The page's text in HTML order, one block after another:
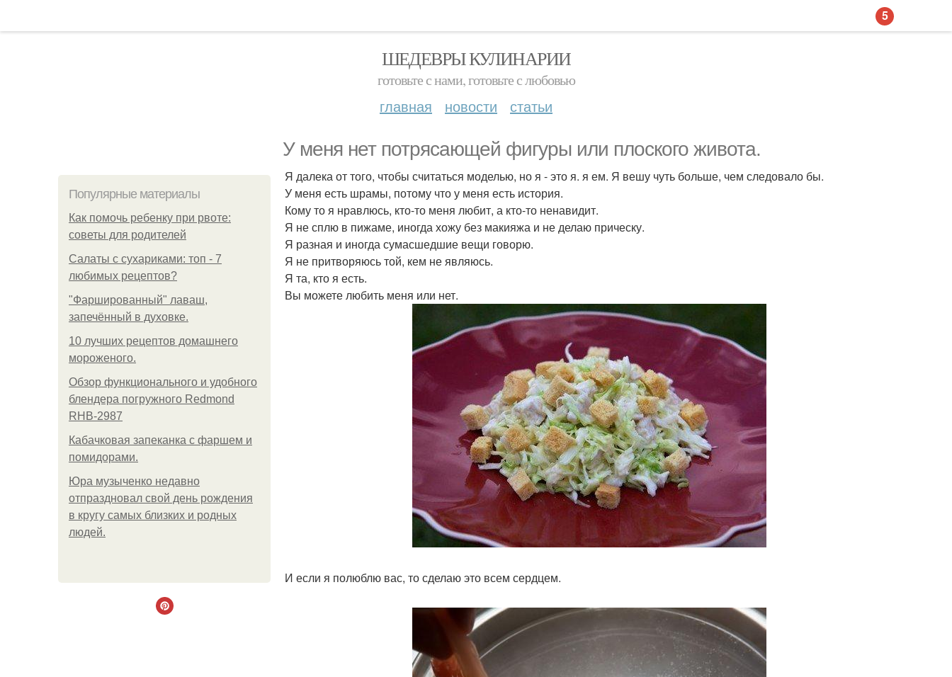
ШЕДЕВРЫ КУЛИНАРИИ
готовьте с нами, готовьте с любовью
главная новости статьи
У меня нет потрясающей фигуры или плоского живота.
Популярные материалы
Как помочь ребенку при рвоте:
советы для родителей
Салаты с сухариками: топ - 7
любимых рецептов?
"Фаршированный" лаваш,
запечённый в духовке.
10 лучших рецептов домашнего
мороженого.
Обзор функционального и удобного
блендера погружного Redmond
RHB-2987
Кабачковая запеканка с фаршем и
помидорами.
Юра музыченко недавно
отпраздновал свой день рождения
в кругу самых близких и родных
людей.
Я далека от того, чтобы считаться моделью, но я - это я. я ем. Я вешу чуть больше, чем следовало бы.
У меня есть шрамы, потому что у меня есть история.
Кому то я нравлюсь, кто-то меня любит, а кто-то ненавидит.
Я не сплю в пижаме, иногда хожу без макияжа и не делаю прическу.
Я разная и иногда сумасшедшие вещи говорю.
Я не притворяюсь той, кем не являюсь.
Я та, кто я есть.
Вы можете любить меня или нет.
И если я полюблю вас, то сделаю это всем сердцем.
5